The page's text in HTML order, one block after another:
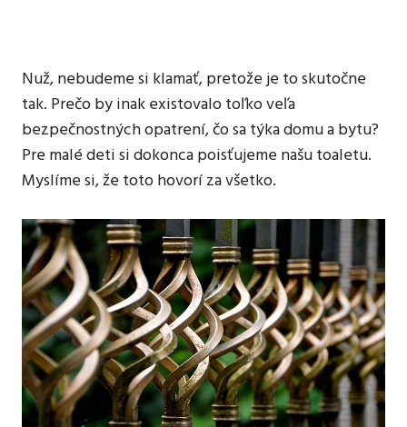
Nuž, nebudeme si klamať, pretože je to skutočne
tak. Prečo by inak existovalo toľko veľa
bezpečnostných opatrení, čo sa týka domu a bytu?
Pre malé deti si dokonca poisťujeme našu toaletu.
Myslíme si, že toto hovorí za všetko.